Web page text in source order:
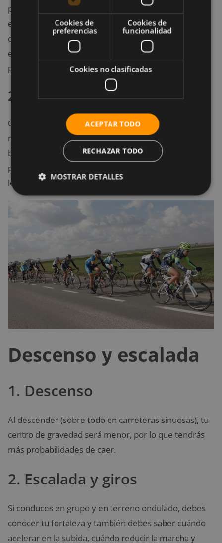
puedes tardar un poco más en frenar. Además, ten
en cuenta que la pintura se vuelve resbaladiza
cuando está mojada como el asfalto, así que ten
especial precaución al conducir sobre las líneas
pintadas.
2. En caso de viento
Cuando las carreras se presenten en condiciones de
mucho
, es mejor no salir a circular con la
bicicleta ya que cualquier golpe lateral de viento
podría tumbar tu bicicleta y hacerte sufrir graves
lesiones.
Descenso y escalada
1. Descenso
Al descender (sobre todo en carreteras sinuosas), tu
centro de gravedad será menor, por lo que tendrás
más probabilidades de caer.
2. Escalada y giros
Si conduces en grupo y en terreno ondulado, debes
conocer tu fortaleza y también debes saber cuándo
acelerar en la subida, cuándo reducir la marcha y
Cookies de
preferencias
Cookies de
funcionalidad
Cookies no clasificadas
ACEPTAR TODO
RECHAZAR TODO
MOSTRAR DETALLES